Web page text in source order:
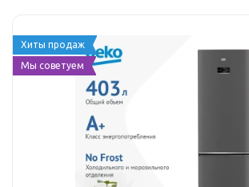
Хиты продаж
Мы советуем